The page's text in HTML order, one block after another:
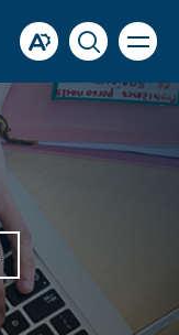
Ouvrir
la
barre
Ouvrir
la
fenêtre
Ouvrir
la
du